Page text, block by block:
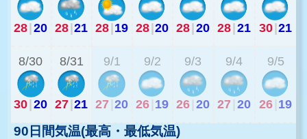
28|20 28|21 28|19 28|20 28|20 28|21 30|21
8/30
30|20
8/31
27|21
9/1
27 20
9/2
26 19
9/3
26 20
9/4
27 20
9/5
26 19
90日間気温(最高・最低気温)